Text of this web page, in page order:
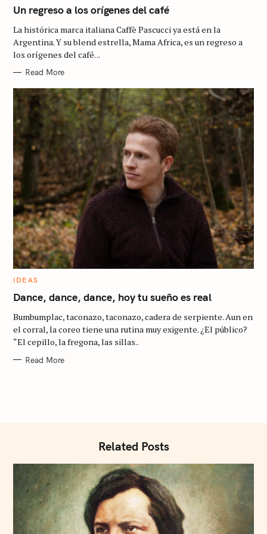
T
E
O
R
I
E
Un regreso a los orígenes del café
La histórica marca italiana Caffè Pascucci ya está en la
Argentina. Y su blend estrella, Mama Africa, es un regreso a
los orígenes del café. ..
Read More
C
T
E
O
R
I
E
IDEAS
Dance, dance, dance, hoy tu sueño es real
Bumbumplac, taconazo, taconazo, cadera de serpiente. Aun en
el corral, la coreo tiene una rutina muy exigente. ¿El público?
“El cepillo, la fregona, las sillas..
Read More
Related Posts
S
e
a
r
c
h
f
: